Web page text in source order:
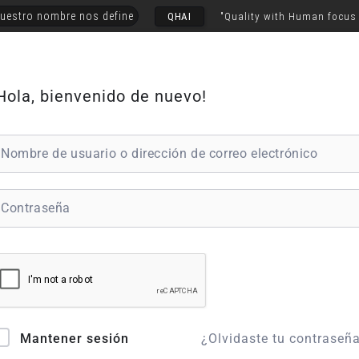
nombre nos define QHAI "Quality with Human focus
bienvenido de nuevo!
Mantener sesión ¿Olvidaste tu